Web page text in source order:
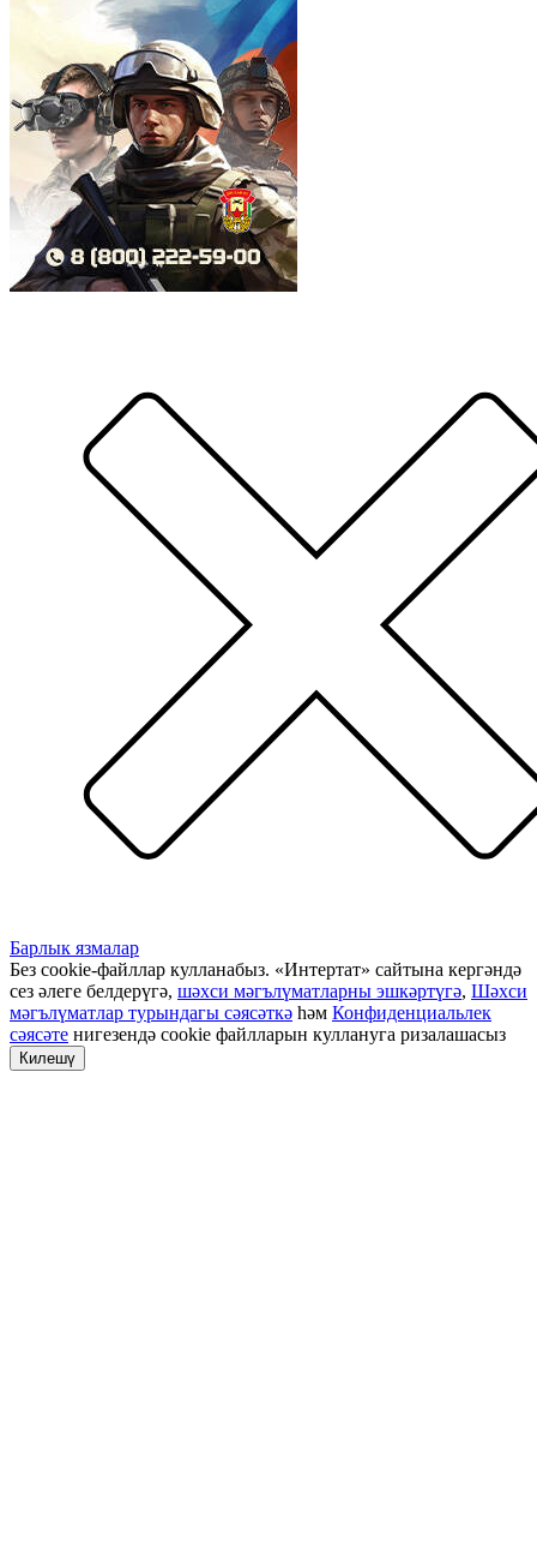
Барлык язмалар
Без cookie-файллар кулланабыз. «Интертат» сайтына кергәндә
сез әлеге белдерүгә, шәхси мәгълүматларны эшкәртүгә, Шәхси
мәгълүматлар турындагы сәясәткә һәм Конфиденциальлек
сәясәте нигезендә cookie файлларын куллануга ризалашасыз
Килешү